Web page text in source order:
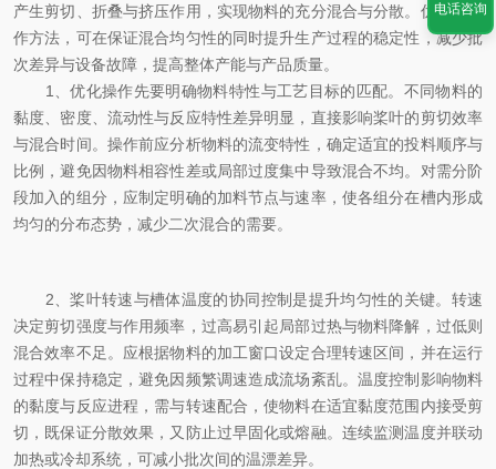
产生剪切、折叠与挤压作用，实现物料的充分混合与分散。优化其操
作方法，可在保证混合均匀性的同时提升生产过程的稳定性，减少批
次差异与设备故障，提高整体产能与产品质量。
1、优化操作先要明确物料特性与工艺目标的匹配。不同物料的
黏度、密度、流动性与反应特性差异明显，直接影响桨叶的剪切效率
与混合时间。操作前应分析物料的流变特性，确定适宜的投料顺序与
比例，避免因物料相容性差或局部过度集中导致混合不均。对需分阶
段加入的组分，应制定明确的加料节点与速率，使各组分在槽内形成
均匀的分布态势，减少二次混合的需要。
2、桨叶转速与槽体温度的协同控制是提升均匀性的关键。转速
决定剪切强度与作用频率，过高易引起局部过热与物料降解，过低则
混合效率不足。应根据物料的加工窗口设定合理转速区间，并在运行
过程中保持稳定，避免因频繁调速造成流场紊乱。温度控制影响物料
的黏度与反应进程，需与转速配合，使物料在适宜黏度范围内接受剪
切，既保证分散效果，又防止过早固化或熔融。连续监测温度并联动
加热或冷却系统，可减小批次间的温漂差异。
电话咨询